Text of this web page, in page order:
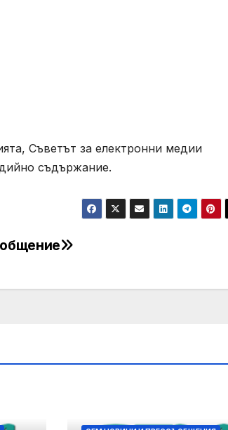
Съветът за електронни медии
съдържание.